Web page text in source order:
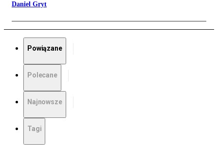
Daniel Gryt
Powiązane
Polecane
Najnowsze
Tagi